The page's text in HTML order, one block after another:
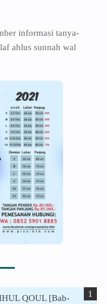
informasi tanya-
ahlus sunnah wal
QOUL [Bab-